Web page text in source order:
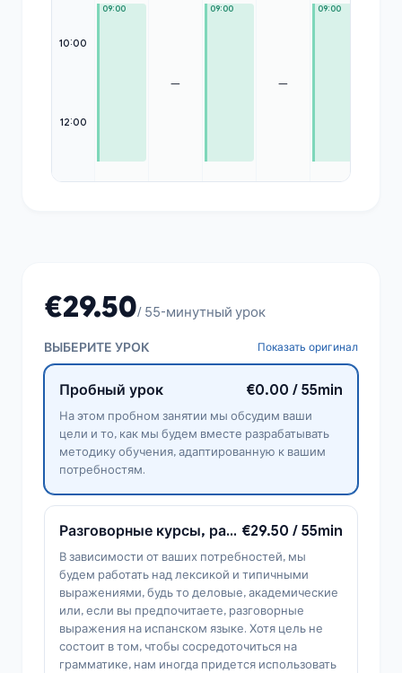
10:00
12:00
09:00
—
09:00
—
09:00
€29.50/ 55-минутный урок
ВЫБЕРИТЕ УРОК Показать оригинал
Пробный урок €0.00 / 55min
На этом пробном занятии мы обсудим ваши
цели и то, как мы будем вместе разрабатывать
методику обучения, адаптированную к вашим
потребностям.
Разговорные курсы, разработанные с учетом ваших потребностей. €29.50 / 55min
В зависимости от ваших потребностей, мы
будем работать над лексикой и типичными
выражениями, будь то деловые, академические
или, если вы предпочитаете, разговорные
выражения на испанском языке. Хотя цель не
состоит в том, чтобы сосредоточиться на
грамматике, нам иногда придется использовать